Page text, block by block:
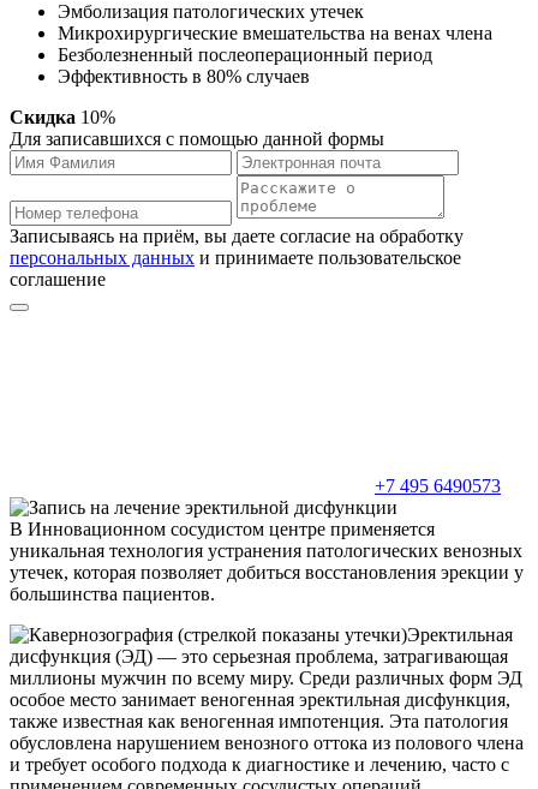
Эмболизация патологических утечек
Микрохирургические вмешательства на венах члена
Безболезненный послеоперационный период
Эффективность в 80% случаев
Скидка 10%
Для записавшихся с помощью данной формы
Записываясь на приём, вы даете согласие на обработку
персональных данных и принимаете пользовательское
соглашение
+7 495 6490573
В Инновационном сосудистом центре применяется
уникальная технология устранения патологических венозных
утечек, которая позволяет добиться восстановления эрекции у
большинства пациентов.
Эректильная
дисфункция (ЭД) — это серьезная проблема, затрагивающая
миллионы мужчин по всему миру. Среди различных форм ЭД
особое место занимает веногенная эректильная дисфункция,
также известная как веногенная импотенция. Эта патология
обусловлена нарушением венозного оттока из полового члена
и требует особого подхода к диагностике и лечению, часто с